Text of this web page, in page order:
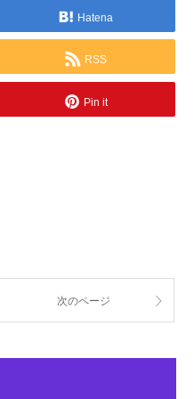
Hatena
RSS
Pin it
次のページ